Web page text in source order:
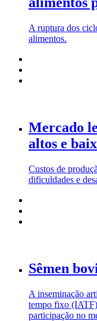
A ruptura dos
alimentos.
Mercado
altos e
Custos de
dificuldades e
Sêmen
A inseminação
tempo fixo
participação no